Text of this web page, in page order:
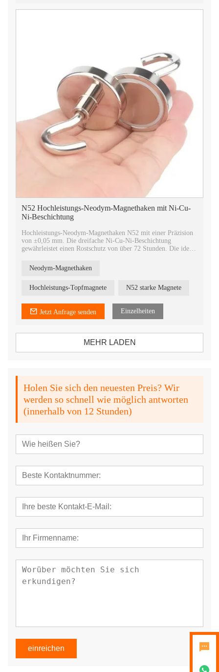
N52 Hochleistungs-Neodym-Magnethaken mit Ni-Cu-
Ni-Beschichtung
Hochleistungs-Neodym-Magnethaken N52 mit einer Präzision
von ±0,05 mm. Die dreifache Ni-Cu-Ni-Beschichtung
gewährleistet einen Rostschutz von über 72 Stunden. Die ideale
Neodym-Magnethaken
Hochleistungs-Topfmagnete N52 starke Magnete
Jetzt Anfrage senden Einzelheiten
MEHR LADEN
Holen Sie sich den neuesten Preis? Wir
werden so schnell wie möglich antworten
(innerhalb von 12 Stunden)
einreichen